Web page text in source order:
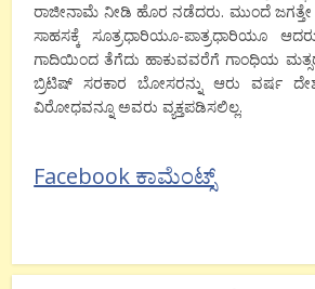
ರಾಜೀನಾಮೆ ನೀಡಿ ಹೊರ ನಡೆದರು. ಮುಂದೆ
ಸಾಹಸಕ್ಕೆ ಸೂತ್ರಧಾರಿಯೂ-ಪಾತ್ರಧಾರಿಯೂ
ಗಾದಿಯಿಂದ ತೆಗೆದು ಹಾಕುವವರೆಗೆ ಗಾಂಧಿಯ
ಬ್ರಿಟಿಷ್ ಸರಕಾರ ಬೋಸರನ್ನು ಆರು ವರ್ಷ
ವಿರೋಧವನ್ನೂ ಅವರು ವ್ಯಕ್ತಪಡಿಸಲಿಲ್ಲ.
Facebook ಕಾಮೆಂಟ್ಸ್